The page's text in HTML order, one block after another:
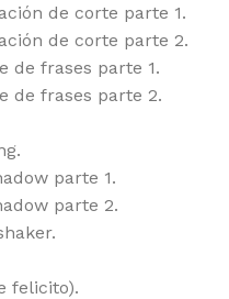
de corte parte 1.
de corte parte 2.
de frases parte 1.
de frases parte 2.
parte 1.
parte 2.
felicito).